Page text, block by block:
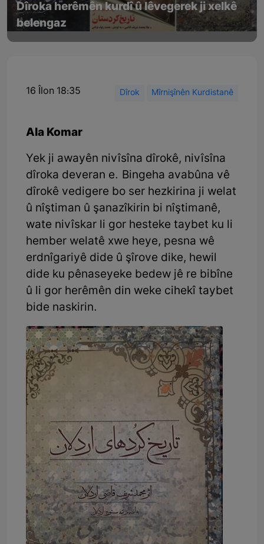
Dîroka herêmên kurdî û lêvegerek ji xelkê
belengaz
16 Îlon 18:35 Dîrok Mîrnişînên Kurdistanê
Ala Komar
Yek ji awayên nivîsîna dîrokê, nivîsîna
dîroka deveran e. Bingeha avabûna vê
dîrokê vedigere bo ser hezkirina ji welat
û nîştiman û şanazîkirin bi nîştimanê,
wate nivîskar li gor hesteke taybet ku li
hember welatê xwe heye, pesna wê
erdnîgariyê dide û şîrove dike, hewil
dide ku pênaseyeke bedew jê re bibîne
û li gor herêmên din weke cihekî taybet
bide naskirin.